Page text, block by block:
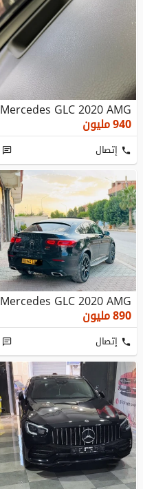
Mercedes GLC 2020 AMG
940مليون
إتصال
Mercedes GLC 2020 AMG
890مليون
إتصال